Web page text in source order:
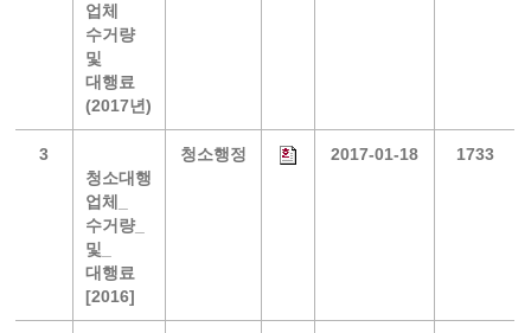
업체
수거량
및
대행료
(2017년)
3
청소대행
업체_
수거량_
및_
대행료
[2016]
청소행정 2017-01-18 1733